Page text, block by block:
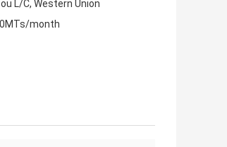
L/C, Western Union
month